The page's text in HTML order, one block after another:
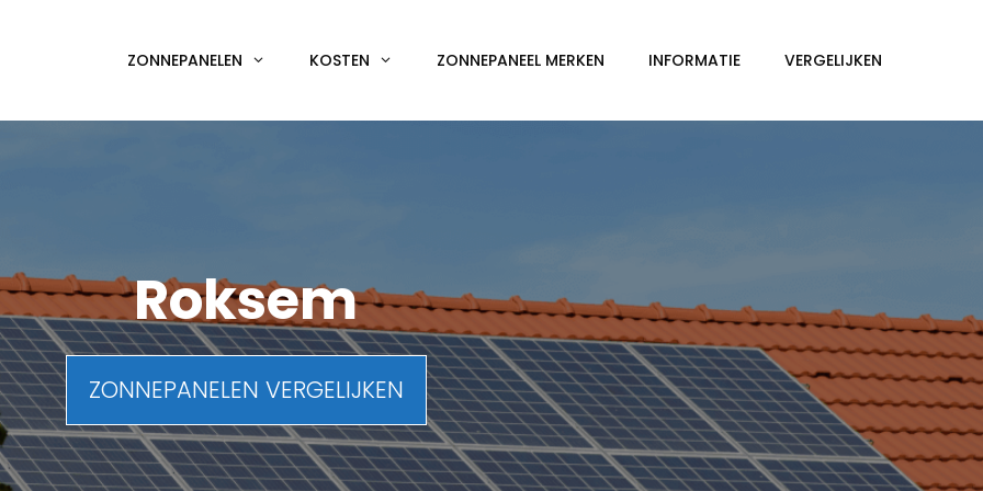
ZONNEPANELEN KOSTEN ZONNEPANEEL MERKEN INFORMATIE VERGELIJKEN
Roksem
ZONNEPANELEN VERGELIJKEN